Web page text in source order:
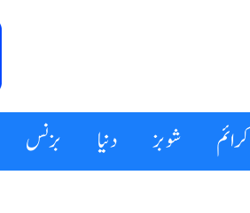
کرائم شوبز دنیا بزنس